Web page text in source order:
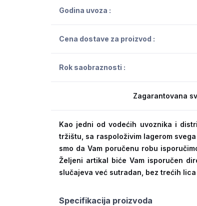
Godina uvoza :
Cena dostave za proizvod :
Rok saobraznosti :
Zagarantovana
Kao jedni od vodećih uvoznika i
tržištu, sa raspoloživim lagerom
smo da Vam poručenu robu
Željeni artikal biće Vam isporučen
slučajeva već sutradan, bez trećih
Specifikacija proizvoda